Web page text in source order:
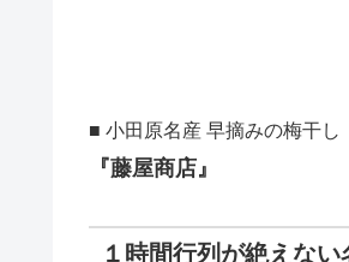
■ 小田原名産 早摘みの梅干し
『藤屋商店』
１時間行列が絶えな